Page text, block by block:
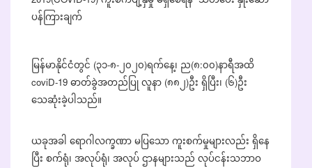
ပန်ကြားချက်
မြန်မာနိုင်ငံတွင် (၃၁-၈-၂၀၂၀)ရက်နေ့၊ ည(၈:၀၀)နာရီအထိ
coviD-19 ဓာတ်ခွဲအတည်ပြု လူနာ (၈၈၂)ဦး ရှိပြီး၊ (၆)ဦး
သေဆုံးခဲ့ပါသည်။
ယခုအခါ ရောဂါလက္ခဏာ မပြသော ကူးစက်မှုများလည်း ရှိနေ
ပြီး စက်ရုံ၊ အလုပ်ရုံ၊ အလုပ် ဌာနများသည် လုပ်ငန်းသဘာဝ